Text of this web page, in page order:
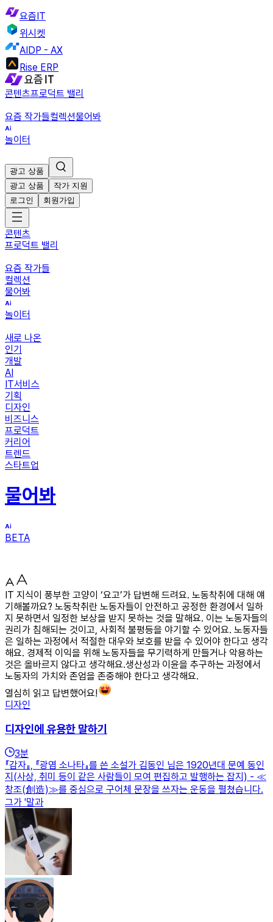
요즘IT
위시켓
AIDP - AX
Rise ERP
콘텐츠프로덕트 밸리
요즘 작가들컬렉션물어봐
놀이터
광고 상품
광고 상품
작가 지원
로그인
회원가입
콘텐츠
프로덕트 밸리
요즘 작가들
컬렉션
물어봐
놀이터
새로 나온
인기
개발
AI
IT서비스
기획
디자인
비즈니스
프로덕트
커리어
트렌드
스타트업
물어봐
BETA
IT 지식이 풍부한 고양이 ‘요고’가 답변해 드려요. 노동착취에 대해 얘
기해볼까요? 노동착취란 노동자들이 안전하고 공정한 환경에서 일하
지 못하면서 일정한 보상을 받지 못하는 것을 말해요. 이는 노동자들의
권리가 침해되는 것이고, 사회적 불평등을 야기할 수 있어요. 노동자들
은 일하는 과정에서 적절한 대우와 보호를 받을 수 있어야 한다고 생각
해요. 경제적 이익을 위해 노동자들을 무기력하게 만들거나 악용하는
것은 올바르지 않다고 생각해요.생산성과 이윤을 추구하는 과정에서
노동자의 가치와 존엄을 존중해야 한다고 생각해요.
열심히 읽고 답변했어요!
디자인
디자인에 유용한 말하기
3분
『감자』, 『광염 소나타』를 쓴 소설가 김동인 님은 1920년대 문예 동인
지(사상, 취미 등이 같은 사람들이 모여 편집하고 발행하는 잡지) - ≪
창조(創造)≫를 중심으로 구어체 문장을 쓰자는 운동을 펼쳤습니다.
그가 '말과